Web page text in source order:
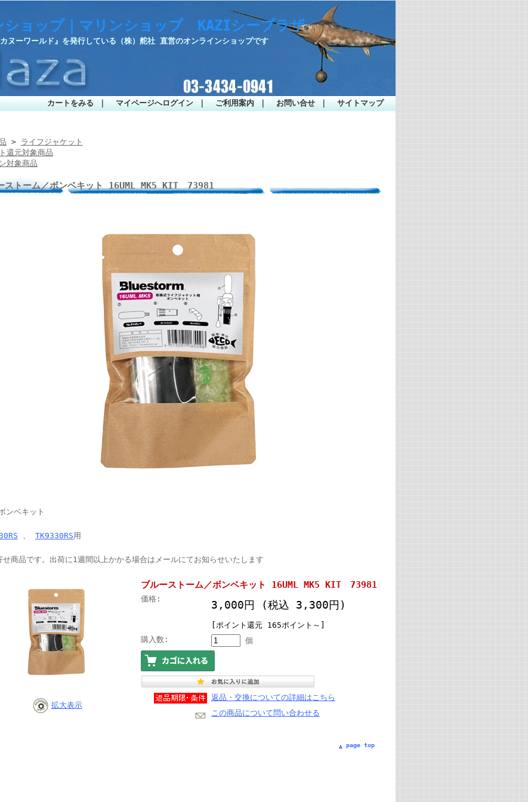
ショップ｜マリンショップ KAZIシープラザ
ヌーワールド』を発行している（株）舵社 直営のオンラインショップです
カートをみる マイページへログイン ご利用案内 お問い合せ サイトマップ
> ライフジャケット
還元対象商品
対象商品
ストーム／ボンベキット 16UML MK5 KIT 73981
ンベキット
、 TK9330RS用
せ商品です。出荷に1週間以上かかる場合はメールにてお知らせいたします
拡大表示
ブルーストーム／ボンベキット 16UML MK5 KIT 73981
価格: 3,000円 (税込 3,300円)
[ポイント還元 165ポイント～]
購入数:
個
返品・交換についての詳細はこちら
この商品について問い合わせる
page top